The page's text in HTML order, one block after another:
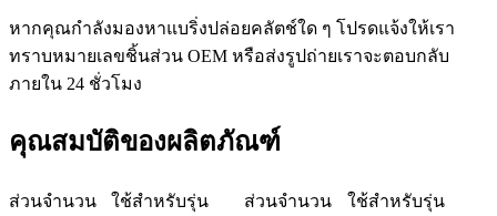
หากคุณกำลังมองหาแบริ่งปล่อยคลัตช์ใด ๆ โปรดแจ้งให้เรา
ทราบหมายเลขชิ้นส่วน OEM หรือส่งรูปถ่ายเราจะตอบกลับ
ภายใน 24 ชั่วโมง
คุณสมบัติของผลิตภัณฑ์
ส่วนจำนวน ใช้สำหรับรุ่น ส่วนจำนวน ใช้สำหรับรุ่น